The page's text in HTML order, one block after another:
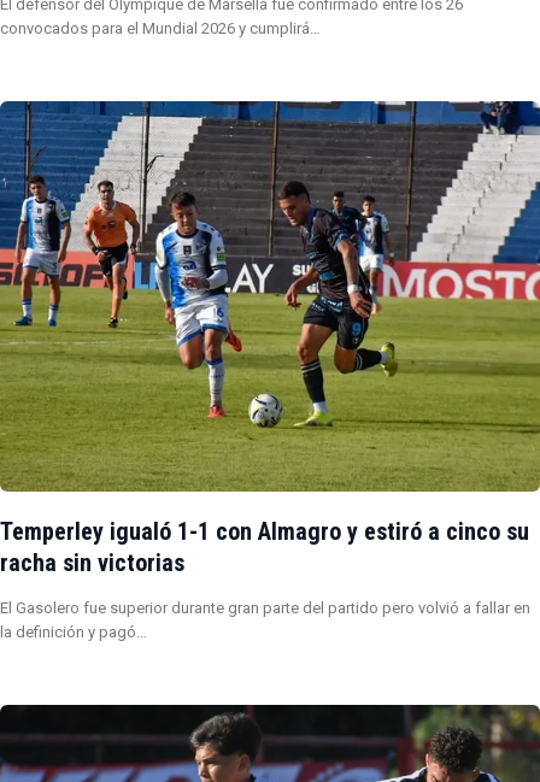
El defensor del Olympique de Marsella fue confirmado entre los 26
convocados para el Mundial 2026 y cumplirá…
Temperley igualó 1-1 con Almagro y estiró a cinco su
racha sin victorias
El Gasolero fue superior durante gran parte del partido pero volvió a fallar en
la definición y pagó…